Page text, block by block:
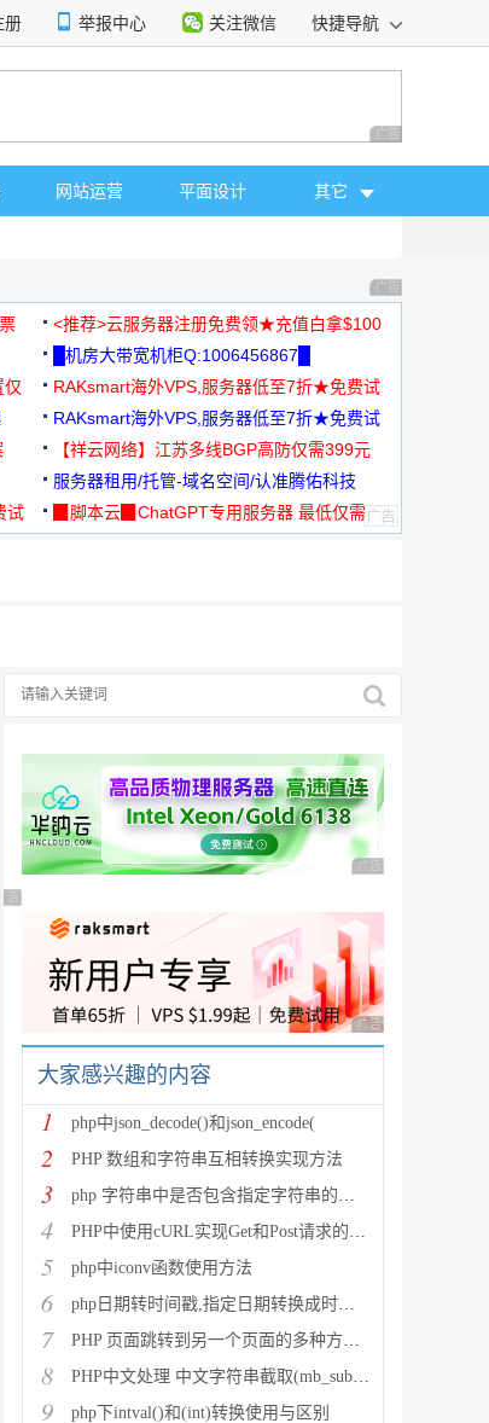
册 举报中心 关注微信 快捷导航
广告 商业广告，理
网站运营 平面设计 其它
广告 商业广告，理
<推荐>云服务器注册免费领★充值白拿$100
█机房大带宽机柜Q:1006456867█
仅
RAKsmart海外VPS,服务器低至7折★免费试
用★
RAKsmart海外VPS,服务器低至7折★免费试
用★
【祥云网络】江苏多线BGP高防仅需399元
服务器租用/托管-域名空间/认准腾佑科技
试
▉脚本云▉ChatGPT专用服务器 最低仅需
广告 商业广告，理性
广告 商业广告，理性选择
广告 商业广告，理性
大家感兴趣的内容
1 php中json_decode()和json_encode(
2 PHP 数组和字符串互相转换实现方法
3 php 字符串中是否包含指定字符串的多种方法
4 PHP中使用cURL实现Get和Post请求的方法
5 php中iconv函数使用方法
6 php日期转时间戳,指定日期转换成时间戳
7 PHP 页面跳转到另一个页面的多种方法方法总结
8 PHP中文处理 中文字符串截取(mb_substr)和获取中
9 php下intval()和(int)转换使用与区别